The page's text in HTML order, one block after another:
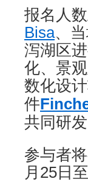
报名人
Bisa、
泻湖区
化、景
数化设计
件
共同研
参与者
月25日